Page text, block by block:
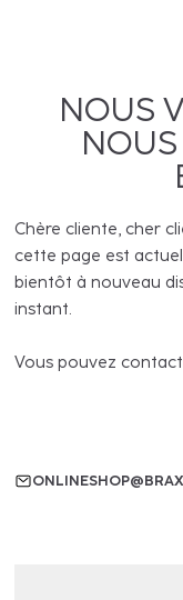
NOUS
Chère cliente, cher
cette page est
bientôt à nouveau
instant.
Vous pouvez